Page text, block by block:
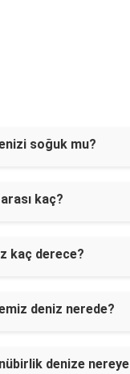
soğuk mu?
kaç?
kaç derece?
deniz nerede?
denize nereye